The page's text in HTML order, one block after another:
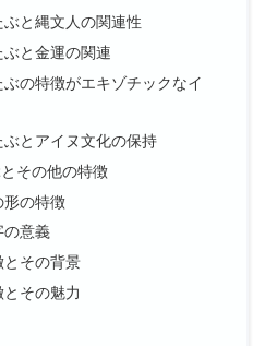
と縄文人の関連性
と金運の関連
の特徴がエキゾチックなイ
とアイヌ文化の保持
その他の特徴
形の特徴
の意義
とその背景
その魅力